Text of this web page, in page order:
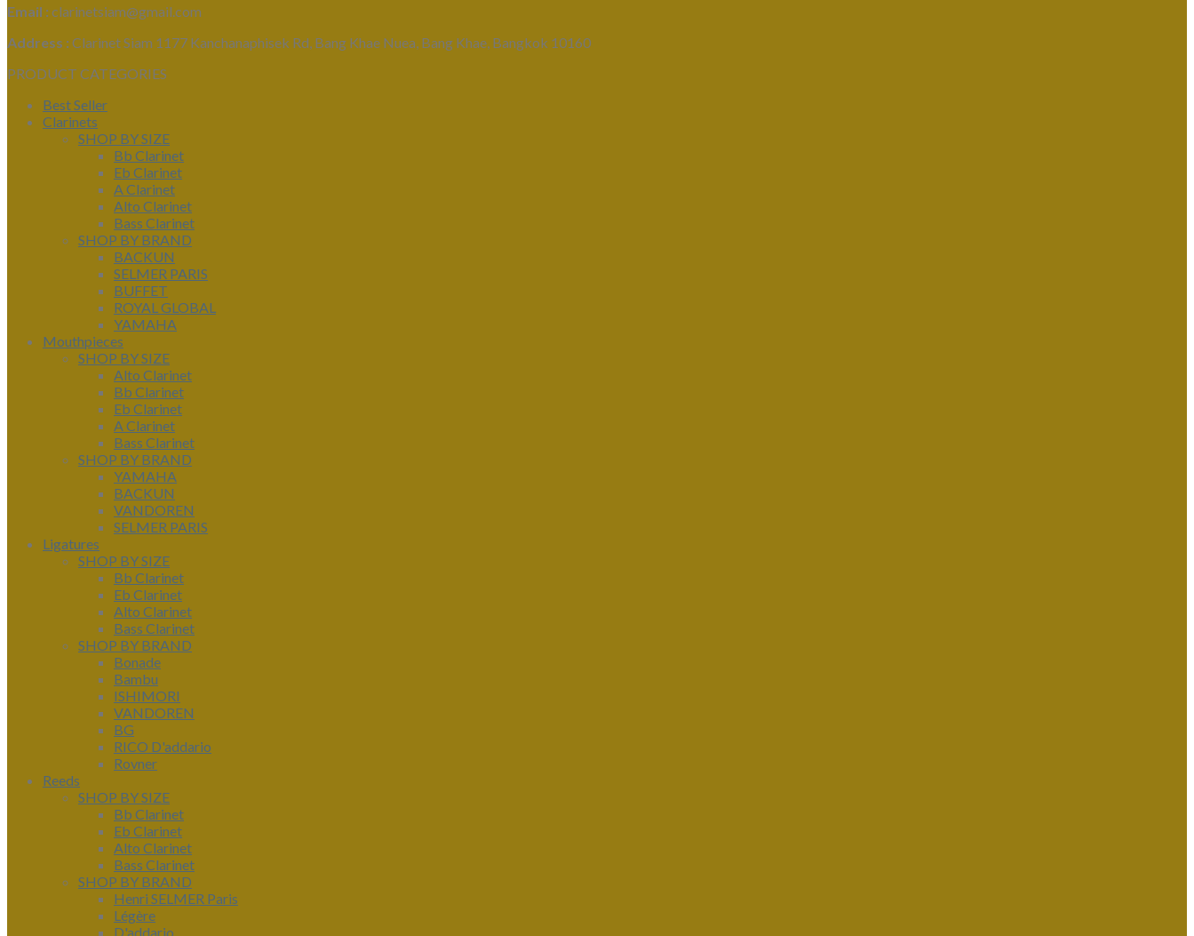
Email : clarinetsiam@gmail.com
Address : Clarinet Siam 1177 Kanchanaphisek Rd, Bang Khae Nuea, Bang Khae, Bangkok 10160
PRODUCT CATEGORIES
Best Seller
Clarinets
SHOP BY SIZE
Bb Clarinet
Eb Clarinet
A Clarinet
Alto Clarinet
Bass Clarinet
SHOP BY BRAND
BACKUN
SELMER PARIS
BUFFET
ROYAL GLOBAL
YAMAHA
Mouthpieces
SHOP BY SIZE
Alto Clarinet
Bb Clarinet
Eb Clarinet
A Clarinet
Bass Clarinet
SHOP BY BRAND
YAMAHA
BACKUN
VANDOREN
SELMER PARIS
Ligatures
SHOP BY SIZE
Bb Clarinet
Eb Clarinet
Alto Clarinet
Bass Clarinet
SHOP BY BRAND
Bonade
Bambu
ISHIMORI
VANDOREN
BG
RICO D'addario
Rovner
Reeds
SHOP BY SIZE
Bb Clarinet
Eb Clarinet
Alto Clarinet
Bass Clarinet
SHOP BY BRAND
Henri SELMER Paris
Légère
D'addario